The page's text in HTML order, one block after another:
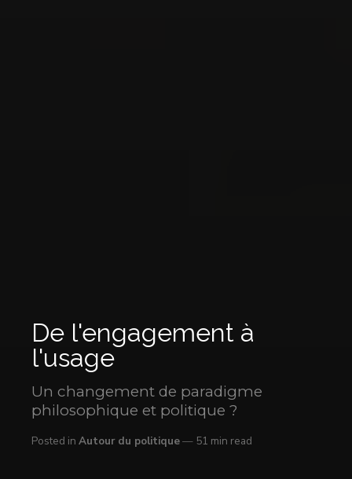
De l'engagement à
l'usage
Un changement de paradigme
philosophique et politique ?
Posted in Autour du politique 51 min read